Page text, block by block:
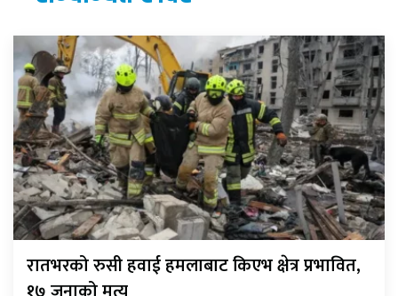
रातभरको रुसी हवाई हमलाबाट किएभ क्षेत्र प्रभावित,